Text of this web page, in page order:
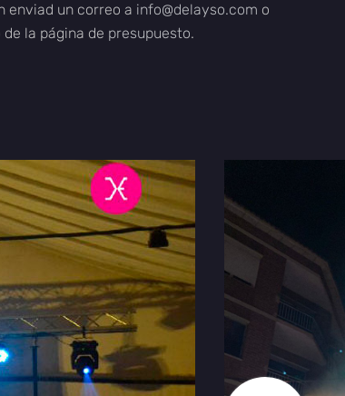
enviad un correo a info@delayso.com o
la página de presupuesto.